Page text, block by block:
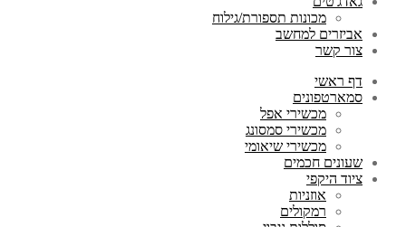
מכונות תספורת/גילוח
אביזרים למחשב
צור קשר
דף ראשי
סמארטפונים
מכשירי אפל
מכשירי סמסונג
מכשירי שיאומי
שעונים חכמים
ציוד היקפי
אוזניות
רמקולים